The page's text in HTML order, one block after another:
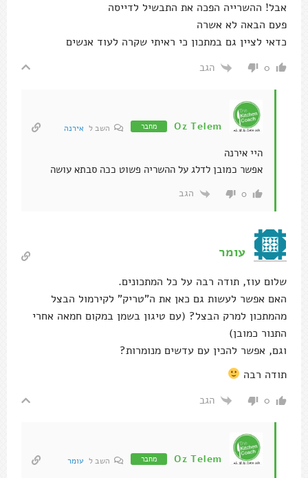
אבל! ההשרייה הפכה את התבשיל לדייסה
פעם הבאה לא אשרה
כדאי לציין גם במתכון כי ראיתי שקרה לעוד אנשים
0 הגב
Oz Telem מחבר השב ל אירנה
היי אירנה
אפשר כמובן לדלג על ההשריה פשוט ככה סבתא עושה
0 הגב
עומר
שלום עוז, תודה רבה על כל המתכונים.
האם אפשר לעשות גם כאן את ה"טריק" לקירמול הבצל
מהמתכון למרק הבצל? (עם טיגון בשמן במקום חמאה אחרי
התנור כמובן)
וגם, אפשר להכין עם עדשים מנומרות?
תודה רבה
0 הגב
Oz Telem מחבר השב ל עומר